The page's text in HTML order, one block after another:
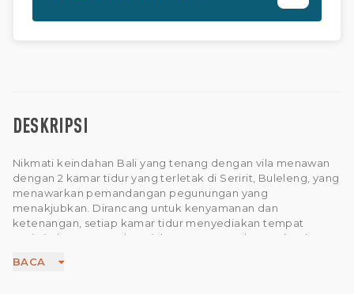
DESKRIPSI
Nikmati keindahan Bali yang tenang dengan vila menawan
dengan 2 kamar tidur yang terletak di Seririt, Buleleng, yang
menawarkan pemandangan pegunungan yang
menakjubkan. Dirancang untuk kenyamanan dan
ketenangan, setiap kamar tidur menyediakan tempat
peristirahatan yang damai dengan pemandangan lanskap
terbuka yang menghubungkan ruang dalam dan luar
BACA